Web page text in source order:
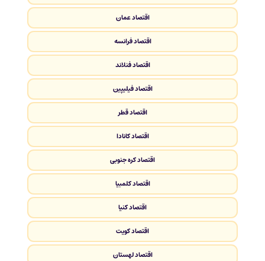
اقتصاد عمان
اقتصاد فرانسه
اقتصاد فنلاند
اقتصاد فیلیپین
اقتصاد قطر
اقتصاد کانادا
اقتصاد کره جنوبی
اقتصاد کلمبیا
اقتصاد کنیا
اقتصاد کویت
اقتصاد لهستان